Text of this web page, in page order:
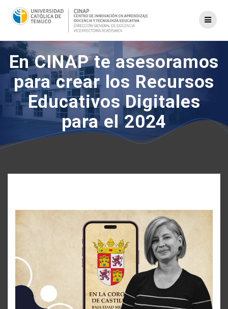
al
contenido
En CINAP te asesoramos
para crear los Recursos
Educativos Digitales
para el 2024